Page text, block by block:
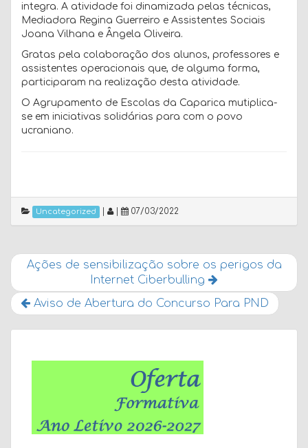
integra. A atividade foi dinamizada pelas técnicas,
Mediadora Regina Guerreiro e Assistentes Sociais
Joana Vilhana e Ângela Oliveira.
Gratas pela colaboração dos alunos, professores e
assistentes operacionais que, de alguma forma,
participaram na realização desta atividade.
O Agrupamento de Escolas da Caparica mutiplica-
se em iniciativas solidárias para com o povo
ucraniano.
Uncategorized 07/03/2022
Ações de sensibilização sobre os perigos da
Internet Ciberbulling
Aviso de Abertura do Concurso Para PND